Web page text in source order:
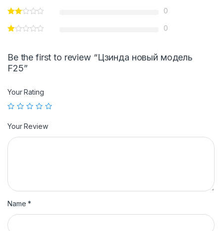
0
0
Be the first to review “Цзинда новый модель
F25”
Your Rating
Your Review
Name*